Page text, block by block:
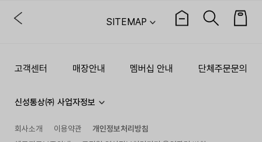
SITEMAP
고객센터 매장안내 멤버십 안내 단체주문문의
신성통상㈜ 사업자정보
회사소개 이용약관
개인정보처리방침